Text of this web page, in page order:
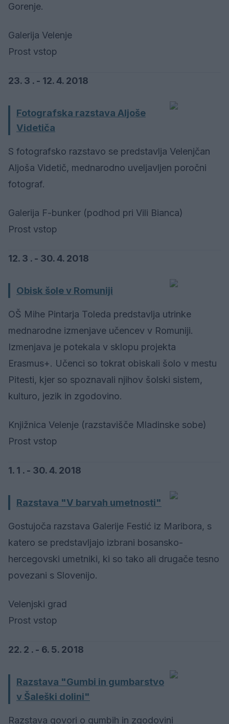
Gorenje.
Galerija Velenje
Prost vstop
23. 3 . - 12. 4. 2018
Fotografska razstava Aljoše
Videtiča
S fotografsko razstavo se predstavlja Velenjčan
Aljoša Videtič, mednarodno uveljavljen poročni
fotograf.
Galerija F-bunker (podhod pri Vili Bianca)
Prost vstop
12. 3 . - 30. 4. 2018
Obisk šole v Romuniji
OŠ Mihe Pintarja Toleda predstavlja utrinke
mednarodne izmenjave učencev v Romuniji.
Izmenjava je potekala v sklopu projekta
Erasmus+. Učenci so tokrat obiskali šolo v mestu
Pitesti, kjer so spoznavali njihov šolski sistem,
kulturo, jezik in zgodovino.
Knjižnica Velenje (razstavišče Mladinske sobe)
Prost vstop
1. 1 . - 30. 4. 2018
Razstava "V barvah umetnosti"
Gostujoča razstava Galerije Festić iz Maribora, s
katero se predstavljajo izbrani bosansko-
hercegovski umetniki, ki so tako ali drugače tesno
povezani s Slovenijo.
Velenjski grad
Prost vstop
22. 2 . - 6. 5. 2018
Razstava "Gumbi in gumbarstvo
v Šaleški dolini"
Razstava govori o gumbih in zgodovini